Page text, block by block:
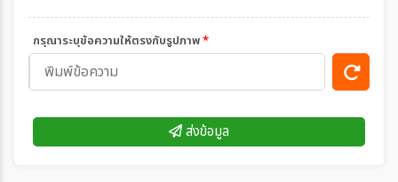
กรุณาระบุข้อความให้ตรงกับรูปภาพ*
ส่งข้อมูล